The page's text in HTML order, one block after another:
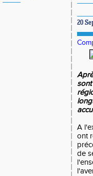
20
sont
A
ont
de